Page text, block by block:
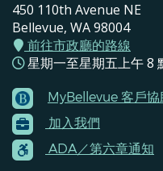
450 110th Avenue NE
Bellevue, WA 98004
前往市政廳的路線
星期一至星期五上午 8
Footer
Menu
Contacts
MyBellevue 客戶協
加入我們
ADA／第六章通知